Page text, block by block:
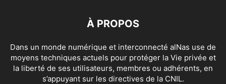
À PROPOS
Dans un monde numérique et interconnecté alNas use de
moyens techniques actuels pour protéger la Vie privée et
la liberté de ses utilisateurs, membres ou adhérents, en
s’appuyant sur les directives de la CNIL.